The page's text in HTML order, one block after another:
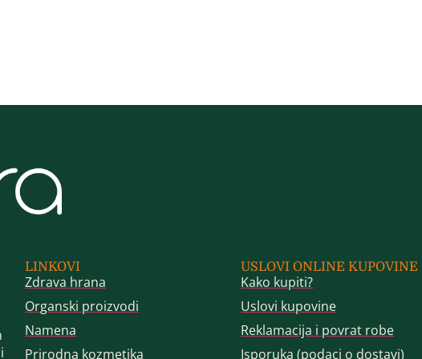
LINKOVI
Zdrava hrana
Organski proizvodi
Namena
Prirodna kozmetika
USLOVI ONLINE KUPOVINE
Kako kupiti?
Uslovi kupovine
Reklamacija i povrat robe
Isporuka (podaci o dostavi)